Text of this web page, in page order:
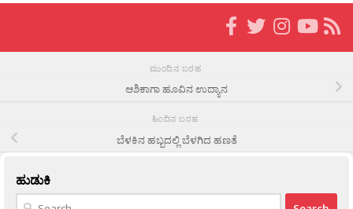
ಮುಂದಿನ ಬರಹ
ಆಶಿಕಾಗಾ ಹೂವಿನ ಉದ್ಯಾನ
ಹಿಂದಿನ ಬರಹ
ಬೆಳಕಿನ ಹಬ್ಬದಲ್ಲಿ ಬೆಳಗಿದ ಹಣತೆ
ಹುಡುಕಿ
Search